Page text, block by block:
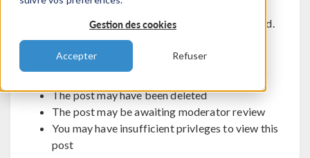
Gestion des cookies
Accepter Refuser
The post you are trying to view cannot be displayed.
Possible reasons:
The post may have been deleted
The post may be awaiting moderator review
You may have insufficient privleges to view this
post